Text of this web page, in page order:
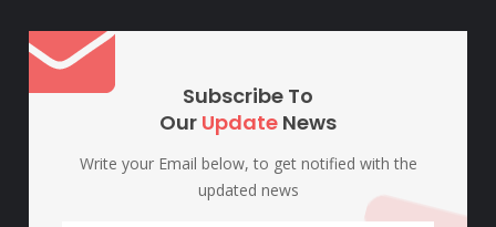
Subscribe To
Our Update News
Write your Email below, to get notified with the
updated news